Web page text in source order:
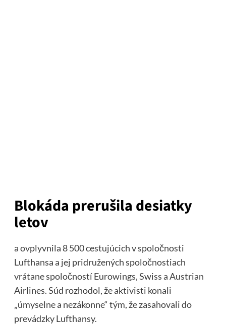
Blokáda prerušila desiatky
letov
a ovplyvnila 8 500 cestujúcich v spoločnosti
Lufthansa a jej pridružených spoločnostiach
vrátane spoločností Eurowings, Swiss a Austrian
Airlines. Súd rozhodol, že aktivisti konali
„úmyselne a nezákonne“ tým, že zasahovali do
prevádzky Lufthansy.